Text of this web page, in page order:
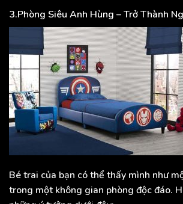
3.Phòng Siêu Anh Hùng – Trở Thành
Bé trai của bạn có thể thấy mình như
trong một không gian phòng độc đáo.